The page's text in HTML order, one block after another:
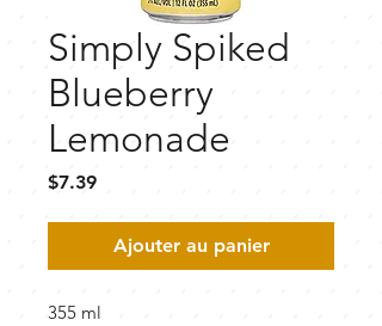
Simply Spiked
Blueberry
Lemonade
$7.39Prix
Ajouter au panier
355 ml